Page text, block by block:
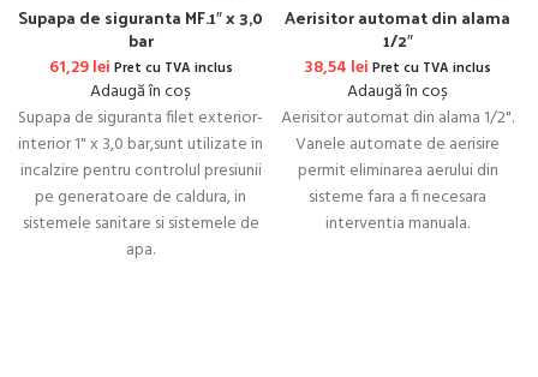
Supapa de siguranta MF.1″ x 3,0
bar
61,29lei Pret cu TVA inclus
Adaugă în coș
Supapa de siguranta filet exterior-
interior 1" x 3,0 bar,sunt utilizate in
incalzire pentru controlul presiunii
pe generatoare de caldura, in
sistemele sanitare si sistemele de
apa.
Aerisitor automat din alama
1/2″
38,54 lei Pret cu TVA inclus
Adaugă în coș
Aerisitor automat din alama 1/2".
Vanele automate de aerisire
permit eliminarea aerului din
sisteme fara a fi necesara
interventia manuala.